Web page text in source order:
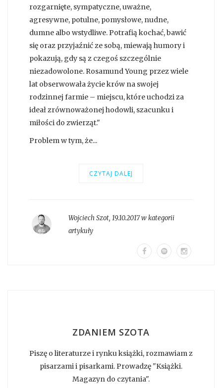
rozgarnięte, sympatyczne, uważne,
agresywne, potulne, pomysłowe, nudne,
dumne albo wstydliwe. Potrafią kochać, bawić
się oraz przyjaźnić ze sobą, miewają humory i
pokazują, gdy są z czegoś szczególnie
niezadowolone. Rosamund Young przez wiele
lat obserwowała życie krów na swojej
rodzinnej farmie – miejscu, które uchodzi za
ideał zrównoważonej hodowli, szacunku i
miłości do zwierząt."
Problem w tym, że...
CZYTAJ DALEJ
Wojciech Szot,19.10.2017 w kategorii
artykuły
ZDANIEM SZOTA
Piszę o literaturze i rynku książki, rozmawiam z
pisarzami i pisarkami. Prowadzę "Książki.
Magazyn do czytania".